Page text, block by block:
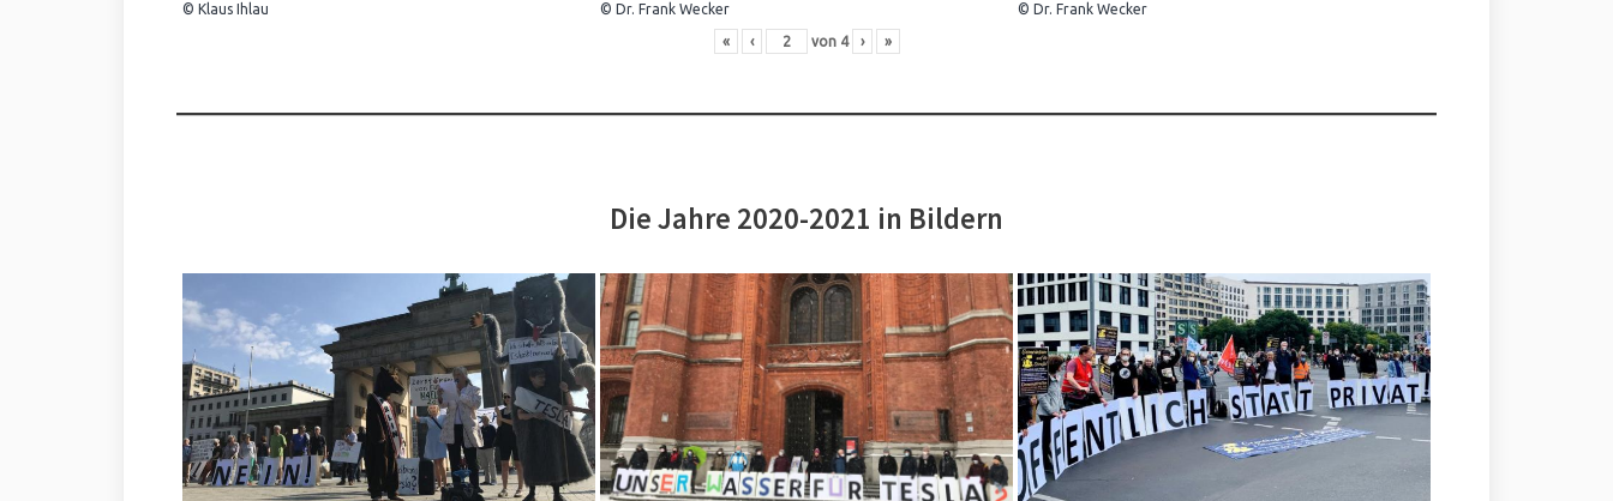
© Klaus Ihlau © Dr. Frank Wecker © Dr. Frank Wecker
« ‹ von 4 › »
Die Jahre 2020-2021 in Bildern